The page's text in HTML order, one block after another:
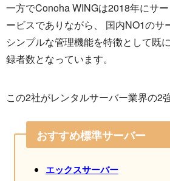
一方でConoha WINGは2018年にサ
ービスでありながら、 国内NO1のサ
シンプルな管理機能を特徴として既
録者数となっています。
この2社がレンタルサーバー業界の2
おすすめ標準サーバー
エックスサーバー